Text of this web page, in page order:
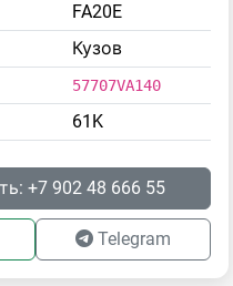
FA20E
Кузов
57707VA140
61K
+7 902 48 666 55
Telegram